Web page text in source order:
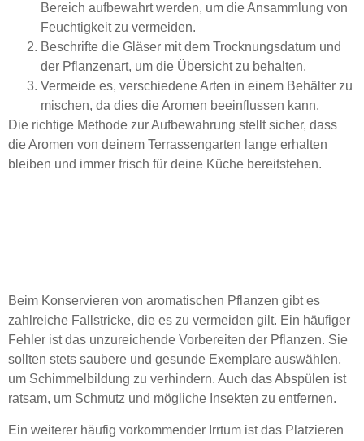
Bereich aufbewahrt werden, um die Ansammlung von
Feuchtigkeit zu vermeiden.
Beschrifte die Gläser mit dem Trocknungsdatum und
der Pflanzenart, um die Übersicht zu behalten.
Vermeide es, verschiedene Arten in einem Behälter zu
mischen, da dies die Aromen beeinflussen kann.
Die richtige Methode zur Aufbewahrung stellt sicher, dass
die Aromen von deinem Terrassengarten lange erhalten
bleiben und immer frisch für deine Küche bereitstehen.
Beim Konservieren von aromatischen Pflanzen gibt es
zahlreiche Fallstricke, die es zu vermeiden gilt. Ein häufiger
Fehler ist das unzureichende Vorbereiten der Pflanzen. Sie
sollten stets saubere und gesunde Exemplare auswählen,
um Schimmelbildung zu verhindern. Auch das Abspülen ist
ratsam, um Schmutz und mögliche Insekten zu entfernen.
Ein weiterer häufig vorkommender Irrtum ist das Platzieren